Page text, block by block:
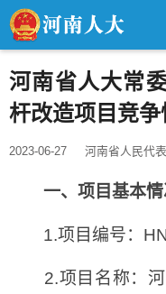
河南省人大常
杆改造项目竞
2023-06-27 河南省人民代
一、项目基本
1.项目编号：
2.项目名称：河